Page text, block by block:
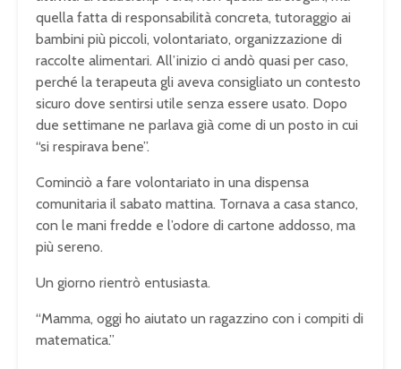
quella fatta di responsabilità concreta, tutoraggio ai
bambini più piccoli, volontariato, organizzazione di
raccolte alimentari. All’inizio ci andò quasi per caso,
perché la terapeuta gli aveva consigliato un contesto
sicuro dove sentirsi utile senza essere usato. Dopo
due settimane ne parlava già come di un posto in cui
“si respirava bene”.
Cominciò a fare volontariato in una dispensa
comunitaria il sabato mattina. Tornava a casa stanco,
con le mani fredde e l’odore di cartone addosso, ma
più sereno.
Un giorno rientrò entusiasta.
“Mamma, oggi ho aiutato un ragazzino con i compiti di
matematica.”